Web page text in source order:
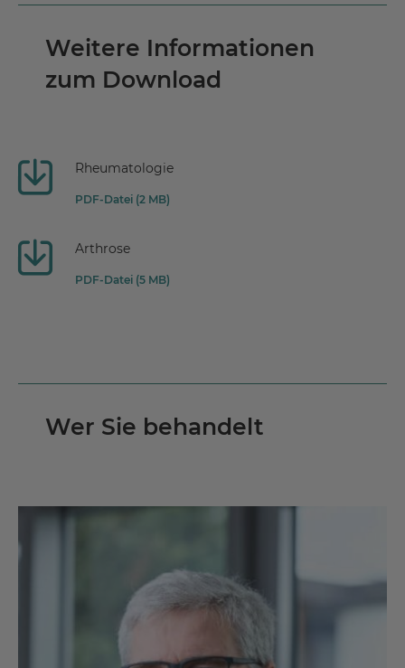
Weitere Informationen
zum Download
Rheumatologie
PDF-Datei (2 MB)
Arthrose
PDF-Datei (5 MB)
Wer Sie behandelt